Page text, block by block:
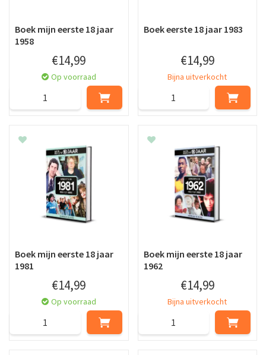
Boek mijn eerste 18 jaar
1958
€14,99
Op voorraad
Boek eerste 18 jaar 1983
€14,99
Bijna uitverkocht
Boek mijn eerste 18 jaar
1981
€14,99
Op voorraad
Boek mijn eerste 18 jaar
1962
€14,99
Bijna uitverkocht